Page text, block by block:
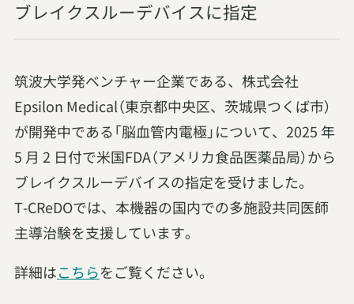
ブレイクスルーデバイスに指定
筑波大学発ベンチャー企業である、株式会社
Epsilon Medical（東京都中央区、茨城県つくば市）
が開発中である「脳血管内電極」について、2025 年
5 月 2 日付で米国FDA（アメリカ食品医薬品局）から
ブレイクスルーデバイスの指定を受けました。
T-CReDOでは、本機器の国内での多施設共同医師
主導治験を支援しています。
詳細はこちらをご覧ください。